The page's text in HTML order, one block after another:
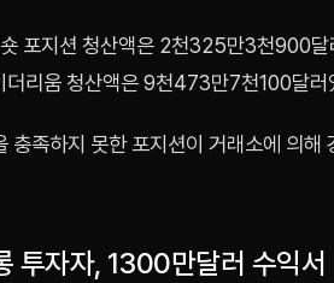
포지션 청산액은 2천325만3천900달
리움 청산액은 9천473만7천100달러
충족하지 못한 포지션이 거래소에 의해
투자자, 1300만달러 수익서